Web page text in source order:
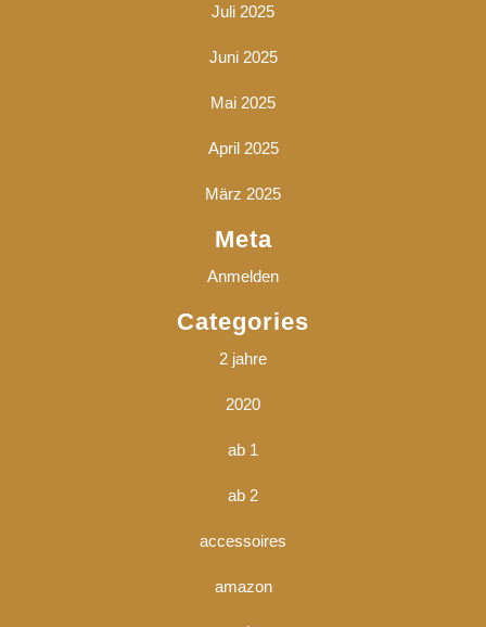
Juli 2025
Juni 2025
Mai 2025
April 2025
März 2025
Meta
Anmelden
Categories
2 jahre
2020
ab 1
ab 2
accessoires
amazon